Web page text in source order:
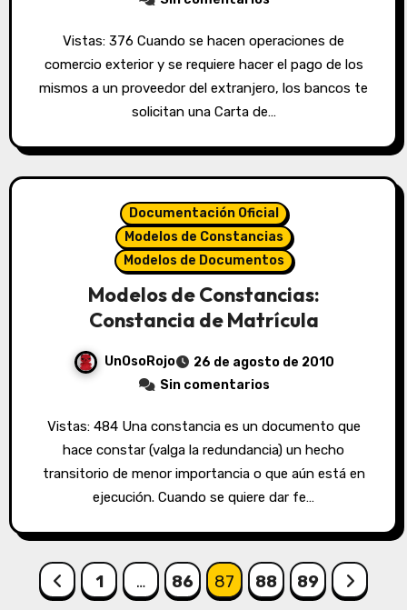
Vistas: 376 Cuando se hacen operaciones de
comercio exterior y se requiere hacer el pago de los
mismos a un proveedor del extranjero, los bancos te
solicitan una Carta de…
Documentación Oficial
Modelos de Constancias
Modelos de Documentos
Modelos de Constancias:
Constancia de Matrícula
UnOsoRojo
26 de agosto de 2010
Sin comentarios
Vistas: 484 Una constancia es un documento que
hace constar (valga la redundancia) un hecho
transitorio de menor importancia o que aún está en
ejecución. Cuando se quiere dar fe…
1 … 86 87 88 89